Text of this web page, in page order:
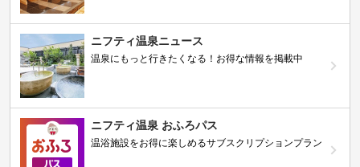
ニフティ温泉ニュース
温泉にもっと行きたくなる！お得な情報を掲載中
ニフティ温泉 おふろパス
温浴施設をお得に楽しめるサブスクリプションプラン